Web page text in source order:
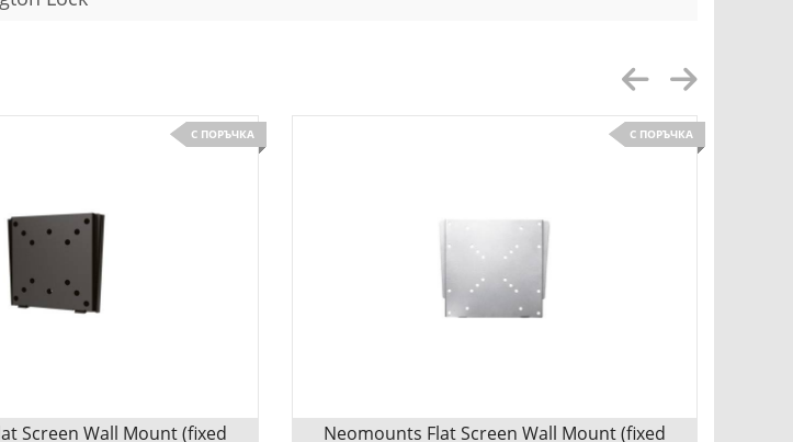
С ПОРЪЧКА
Screen Wall Mount (fixed
С ПОРЪЧКА
Neomounts Flat Screen Wall Mount (fixed